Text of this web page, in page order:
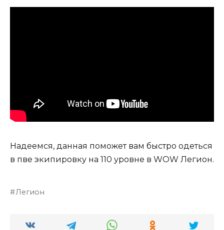
Надеемся, данная поможет вам быстро одеться
в пве экипировку на 110 уровне в WOW Легион.
Легион